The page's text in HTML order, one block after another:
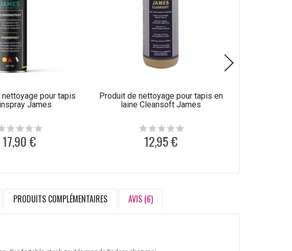
nettoyage pour tapis
James
17,90 €
Produit de nettoyage pour tapis en
laine Cleansoft James
12,95 €
PRODUITS COMPLÉMENTAIRES AVIS (6)